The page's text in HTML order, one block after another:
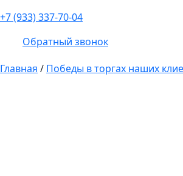
+7 (933) 337-70-04
Обратный звонок
Главная / Победы в торгах наших